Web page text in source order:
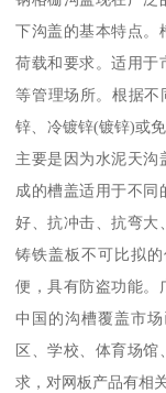
下沟盖的基本特点。
荷载和要求。适用于
等管理场所。根据
锌、冷镀锌(镀锌)或
主要是因为水泥天沟
成的槽盖适用于不同
好、抗冲击、抗弯大
铸铁盖板不可比拟
便，具有防盗功能。
中国的沟槽覆盖市
区、学校、体育场
求，对网板产品有相